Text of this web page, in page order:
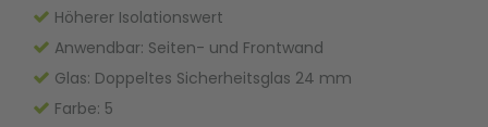
Höherer Isolationswert
Anwendbar: Seiten- und Frontwand
Glas: Doppeltes Sicherheitsglas 24 mm
Farbe: 5